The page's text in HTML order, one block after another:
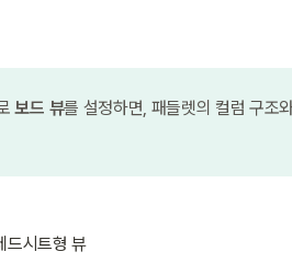
보드 뷰를 설정하면, 패들렛의 컬럼 구조
드시트형 뷰